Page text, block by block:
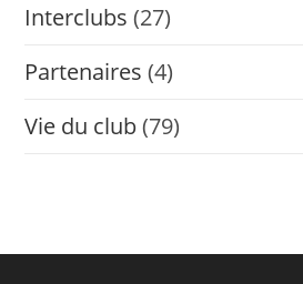
Interclubs (27)
Partenaires (4)
Vie du club (79)